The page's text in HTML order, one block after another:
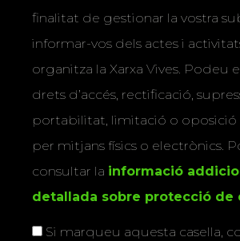
finalitat de gestionar la vostra
informar-vos dels actes i
organitza la Xarxa Vives. Podeu
drets d’accés, rectificació,
portabilitat, limitació o oposició
per mitjans físics o electrònics.
consultar la informació
detallada sobre protecció de
Si marqueu aquesta casella,